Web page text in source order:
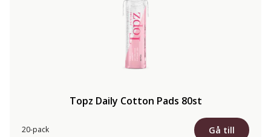
Topz Daily Cotton Pads 80st
20-pack Gå till